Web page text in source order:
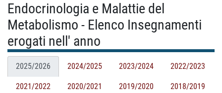
Endocrinologia e Malattie del
Metabolismo - Elenco Insegnamenti
erogati nell' anno
2025/2026 2024/2025 2023/2024 2022/2023
2021/2022 2020/2021 2019/2020 2018/2019